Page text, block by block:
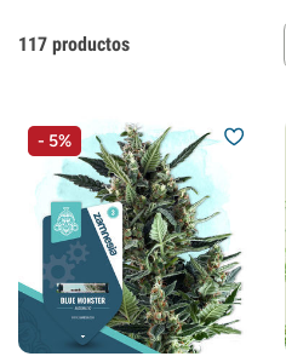
117 productos
- 5%